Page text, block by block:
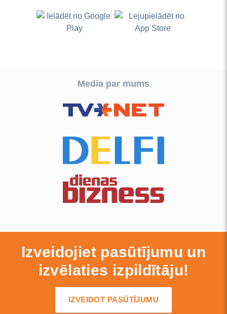
Media par mums
Izveidojiet pasūtījumu un
izvēlaties izpildītāju!
IZVEIDOT PASŪTĪJUMU